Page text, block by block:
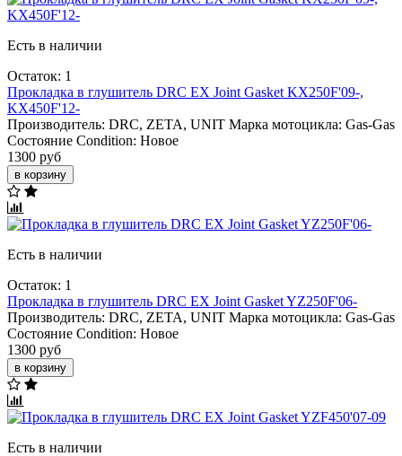
Есть в наличии
Остаток: 1
Прокладка в глушитель DRC EX Joint Gasket KX250F'09-,
KX450F'12-
Производитель: DRC, ZETA, UNIT Марка мотоцикла: Gas-Gas
Состояние Condition: Новое
1300 руб
в корзину
Есть в наличии
Остаток: 1
Прокладка в глушитель DRC EX Joint Gasket YZ250F'06-
Производитель: DRC, ZETA, UNIT Марка мотоцикла: Gas-Gas
Состояние Condition: Новое
1300 руб
в корзину
Есть в наличии